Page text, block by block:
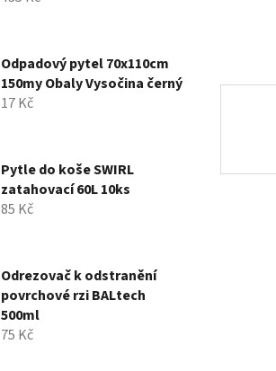
Odpadový pytel 70x110cm
150my Obaly Vysočina černý
17 Kč
Pytle do koše SWIRL
zatahovací 60L 10ks
85 Kč
Odrezovač k odstranění
povrchové rzi BALtech
500ml
75 Kč